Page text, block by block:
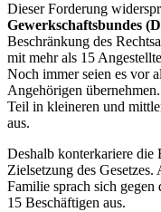
Dieser Forderung
Gewerkschaftsbundes
Beschränkung des
mit mehr als 15
Noch immer seien es vor
Angehörigen
Teil in kleineren und
aus.
Deshalb konterkariere die
Zielsetzung des
Familie sprach sich
15 Beschäftigen aus.